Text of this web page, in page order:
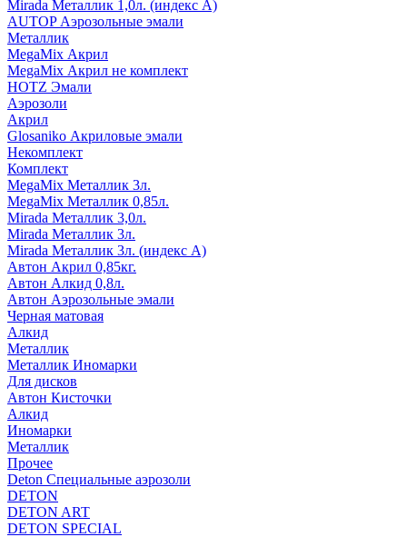
Mirada Металлик 1,0л. (индекс А)
AUTOP Аэрозольные эмали
Металлик
MegaMix Акрил
MegaMix Акрил не комплект
HOTZ Эмали
Аэрозоли
Акрил
Glosaniko Акриловые эмали
Некомплект
Комплект
MegaMix Металлик 3л.
MegaMix Металлик 0,85л.
Mirada Металлик 3,0л.
Mirada Металлик 3л.
Mirada Металлик 3л. (индекс А)
Автон Акрил 0,85кг.
Автон Алкид 0,8л.
Автон Аэрозольные эмали
Черная матовая
Алкид
Металлик
Металлик Иномарки
Для дисков
Автон Кисточки
Алкид
Иномарки
Металлик
Прочее
Deton Специальные аэрозоли
DETON
DETON ART
DETON SPECIAL